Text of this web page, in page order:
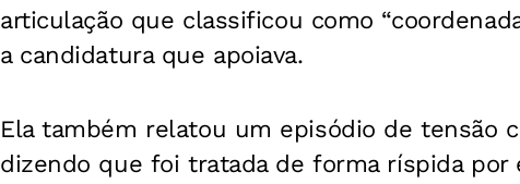
articulação que classificou como
a candidatura que apoiava.
Ela também relatou um episódio de tensão
dizendo que foi tratada de forma ríspida